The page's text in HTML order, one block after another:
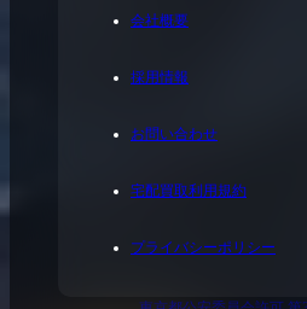
会社概要
採用情報
お問い合わせ
宅配買取利用規約
プライバシーポリシー